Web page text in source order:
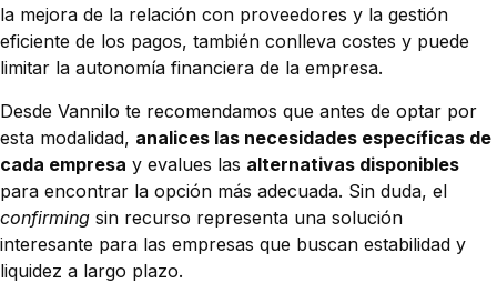
la mejora de la relación con proveedores y la gestión
eficiente de los pagos, también conlleva costes y puede
limitar la autonomía financiera de la empresa.
Desde Vannilo te recomendamos que antes de optar por
esta modalidad, analices las necesidades específicas de
cada empresa y evalues las alternativas disponibles
para encontrar la opción más adecuada. Sin duda, el
confirming sin recurso representa una solución
interesante para las empresas que buscan estabilidad y
liquidez a largo plazo.